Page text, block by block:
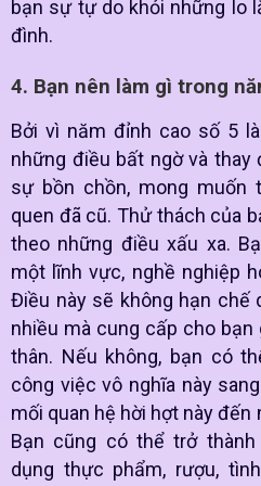
bạn sự tự do khỏi những lo
đình.
4. Bạn nên làm gì trong
Bởi vì năm đỉnh cao số 5
những điều bất ngờ và thay
sự bồn chồn, mong muốn
quen đã cũ. Thử thách của
theo những điều xấu xa.
một lĩnh vực, nghề nghiệp
Điều này sẽ không hạn chế
nhiều mà cung cấp cho
thân. Nếu không, bạn có
công việc vô nghĩa này
mối quan hệ hời hợt này đến
Bạn cũng có thể trở
dụng thực phẩm, rượu,